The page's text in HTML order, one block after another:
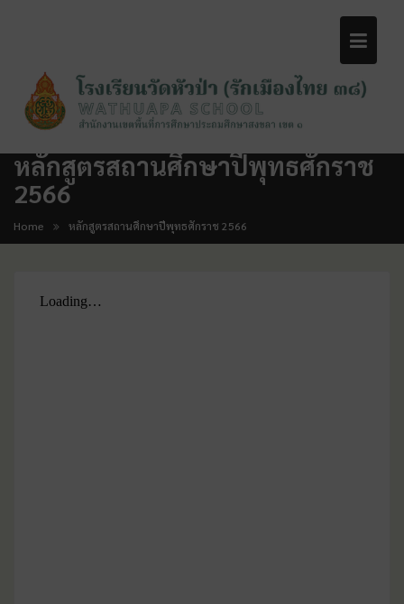
หลักสูตรสถานศึกษาปีพุทธศักราช
2566
Home หลักสูตรสถานศึกษาปีพุทธศักราช 2566